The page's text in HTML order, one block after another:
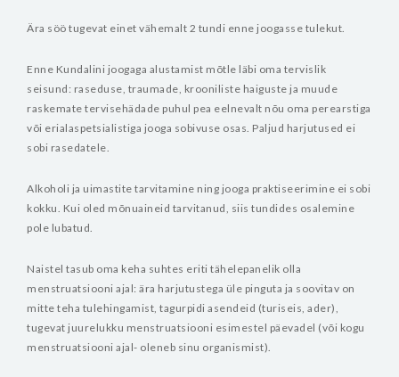
Ära söö tugevat einet vähemalt 2 tundi enne joogasse tulekut.
Enne Kundalini joogaga alustamist mõtle läbi oma tervislik
seisund: raseduse, traumade, krooniliste haiguste ja muude
raskemate tervisehädade puhul pea eelnevalt nõu oma perearstiga
või erialaspetsialistiga jooga sobivuse osas. Paljud harjutused ei
sobi rasedatele.
Alkoholi ja uimastite tarvitamine ning jooga praktiseerimine ei sobi
kokku. Kui oled mõnuaineid tarvitanud, siis tundides osalemine
pole lubatud.
Naistel tasub oma keha suhtes eriti tähelepanelik olla
menstruatsiooni ajal: ära harjutustega üle pinguta ja soovitav on
mitte teha tulehingamist, tagurpidi asendeid (turiseis, ader),
tugevat juurelukku menstruatsiooni esimestel päevadel (või kogu
menstruatsiooni ajal- oleneb sinu organismist).